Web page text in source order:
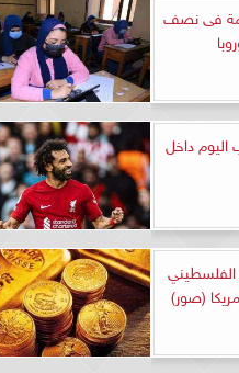
فى نصف
داخل
(صور)